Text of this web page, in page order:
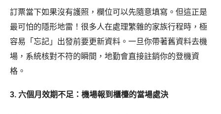
訂票當下如果沒有護照，欄位可以先隨意填寫。但這正是
最可怕的隱形地雷！很多人在處理繁雜的家族行程時，極
容易「忘記」出發前要更新資料。一旦你帶著舊資料去機
場，系統核對不符的瞬間，地勤會直接註銷你的登機資
格。
3. 六個月效期不足：機場報到櫃檯的當場處決